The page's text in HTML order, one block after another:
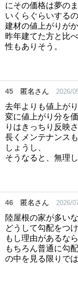
にその価格は夢の
いくらぐらいするの
建材の値上がりが
昨年建てた方と比
性もありそう。
45 匿名さん 2026/
去年よりも値上が
変に値上がり分を
りはきっちり反映
長くメンテナンス
しょうし、
そうなると、無理
46 匿名さん 2026/
陸屋根の家が多い
どうして勾配をつ
もし理由があるな
もちろん普通に勾
の中を見る限りで